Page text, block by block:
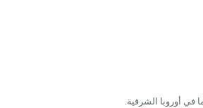
في أوروبا الشرقية.